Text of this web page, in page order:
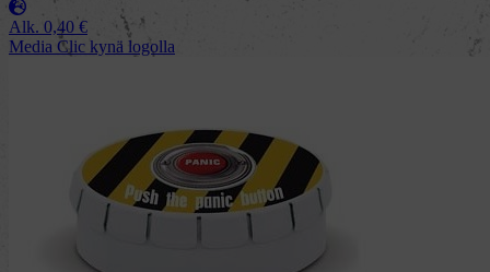
Alk. 0,40 €
Media Clic kynä logolla